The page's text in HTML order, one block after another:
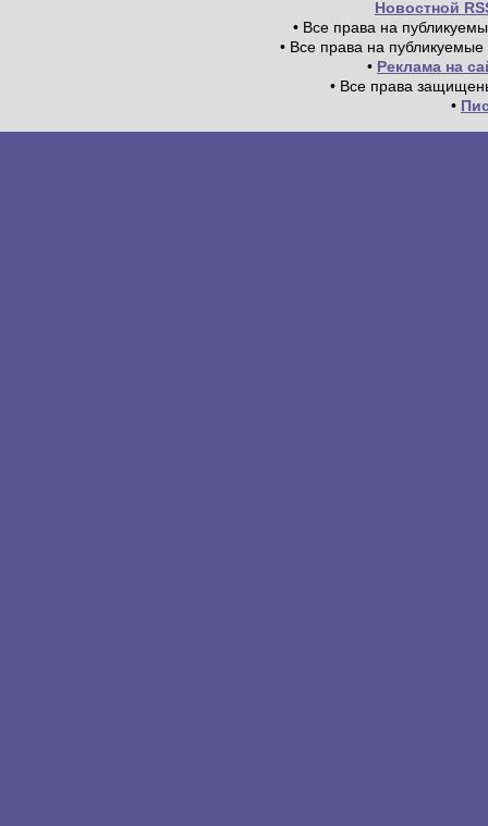
Новостной
• Все права на
• Все права на
• Реклама на
• Все права
•